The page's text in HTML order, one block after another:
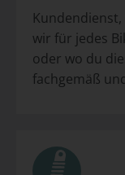
wir für jedes
oder wo du
fachgemäß